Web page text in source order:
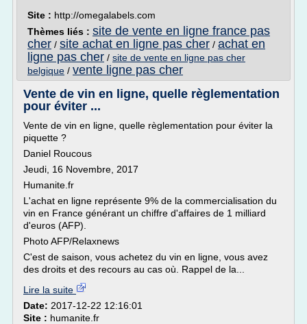
Site : http://omegalabels.com
Thèmes liés : site de vente en ligne france pas
cher / site achat en ligne pas cher / achat en
ligne pas cher / site de vente en ligne pas cher
belgique / vente ligne pas cher
Vente de vin en ligne, quelle règlementation
pour éviter ...
Vente de vin en ligne, quelle règlementation pour éviter la
piquette ?
Daniel Roucous
Jeudi, 16 Novembre, 2017
Humanite.fr
L'achat en ligne représente 9% de la commercialisation du
vin en France générant un chiffre d'affaires de 1 milliard
d'euros (AFP).
Photo AFP/Relaxnews
C'est de saison, vous achetez du vin en ligne, vous avez
des droits et des recours au cas où. Rappel de la...
Lire la suite
Date: 2017-12-22 12:16:01
Site : humanite.fr